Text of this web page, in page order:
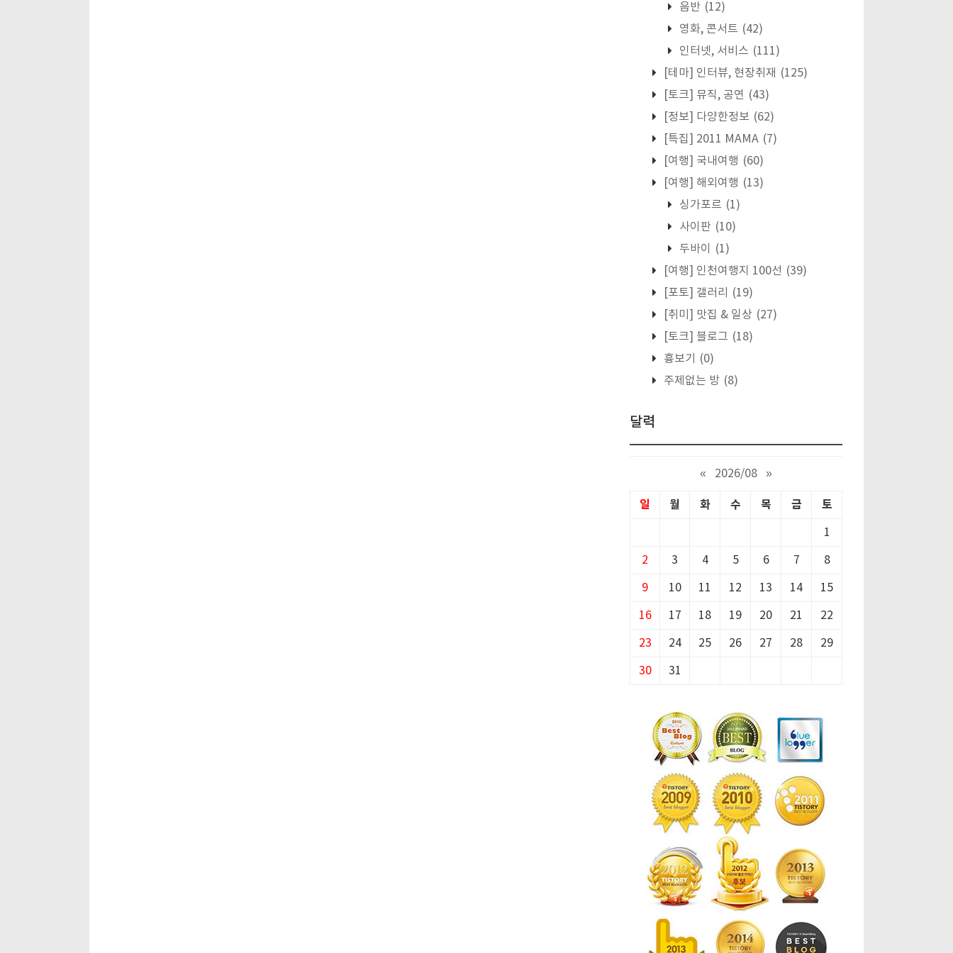
음반 (12)
영화, 콘서트 (42)
인터넷, 서비스 (111)
[테마] 인터뷰, 현장취재 (125)
[토크] 뮤직, 공연 (43)
[정보] 다양한정보 (62)
[특집] 2011 MAMA (7)
[여행] 국내여행 (60)
[여행] 해외여행 (13)
싱가포르 (1)
사이판 (10)
두바이
(1)
[여행] 인천여행지 100선 (39)
[포토] 갤러리
(19)
[취미] 맛집 & 일상 (27)
[토크] 블로그 (18)
흉보기
(0)
주제없는 방 (8)
달력
« 2026/08 »
일 월 화 수 목 금 토
1
2 3 4 5 6 7 8
9 10 11 12 13 14 15
16 17 18 19 20 21 22
23 24 25 26 27 28 29
30 31